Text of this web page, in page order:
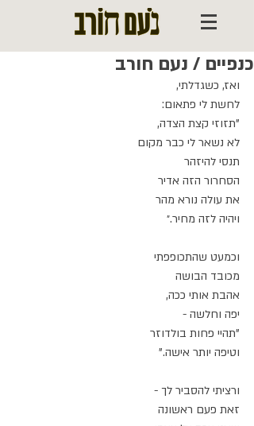
כנפיים / נעם חורב
ואז, כשגדלתי,
לחשת לי פתאום:
"תזוזי קצת הצדה,
לא נשאר לי כבר מקום
תנסי להיזהר
הסחרור הזה אדיר
את עולה נורא מהר
ויהיה לזה מחיר.״
וכמעט שהתכופפתי
מכובד הבושה
אהבת אותי ככה,
יפה וחלשה -
"תהיי פחות בולדוזר
וטיפה יותר אישה."
ורציתי להסביר לך -
זאת פעם ראשונה